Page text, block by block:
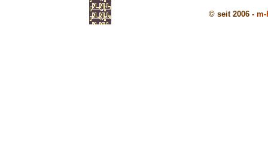
© seit 2006 - m-